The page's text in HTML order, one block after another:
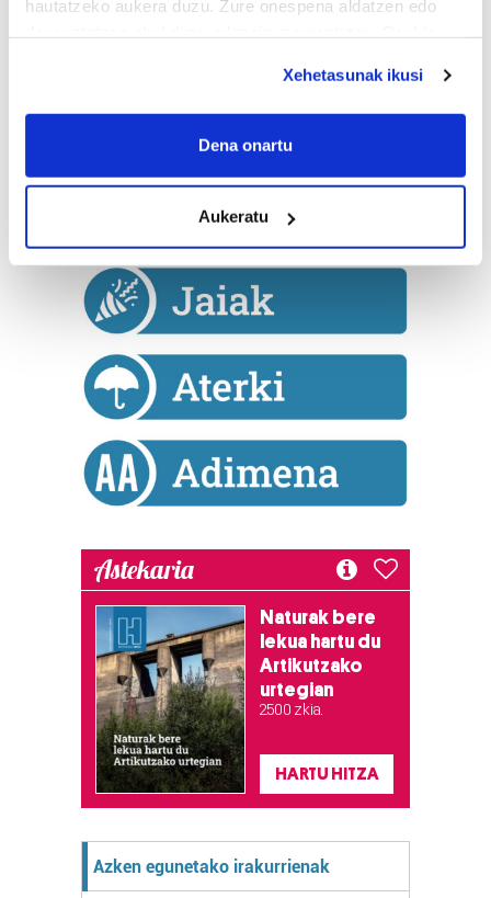
hautatzeko aukera duzu. Zure onespena aldatzen edo
If you allow, we would also like to:
Collect information about your geographical
Identify your device by actively scanning it for
specific characteristics (fingerprinting)
Find out more about how your personal data is processed
and set your preferences in thedetails section
Guk eta gure bazkideek zure datu pertsonalak
prozesatzen ditugu, zure IP zenbakia, besteak beste,
teknologia erabiliz, cookieak adibidez, iragarki eta eduki
neurtzeko, jendeari buruzko informazioa biltzeko eta
produktuak garatzeko. Zure datuak nork eta zertarako
Bazkide batzuek ez dizute baimenik eskatzen, eta beren
interes komertzial legitimoetan babesten dira. Ikusi gure
bazkideen zerrenda, beren ustez zein helburutarako
duten interes legitimoa eta horren aurka nola egin
dezakezun ikusteko.
Lortu zure datu pertsonalak prozesatzeko moduari
buruzko informazio gehiago eta ezarri zure lehentasunak
datuen atalean. Edozein unetan alda edo ken dezakezu
Webgune honek cookie propioak eta hirugarrenen cookie-
fitxategiak erabiltzen ditu. Zure esperientzia eta
Xehetasunak ikusi
Dena onartu
Aukeratu
Gehiago
Astekaria
Naturak bere
lekua hartu du
Artikutzako
urtegian
2.500 zkia.
HARTU HITZA
Azken egunetako irakurrienak